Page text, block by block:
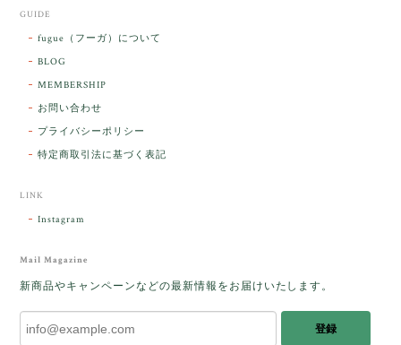
た人に幸せが訪れる」という言い伝えがあるケサラン
パサラン。とっても素敵です。メッセージでは色々記
憶違いもありましたが、またいつかお会いして楽しい
した。
をあたたかく迎え入れてくださり とても嬉
しく思います。 この石のふわりとした光を
ランパサラン」でした。これからはT様の
傍で そっと見守ってくれるのではないかな
GUIDE
fugue（フーガ）について
BLOG
MEMBERSHIP
お問い合わせ
プライバシーポリシー
特定商取引法に基づく表記
LINK
Instagram
Mail Magazine
新商品やキャンペーンなどの最新情報をお届けいたします。
登録